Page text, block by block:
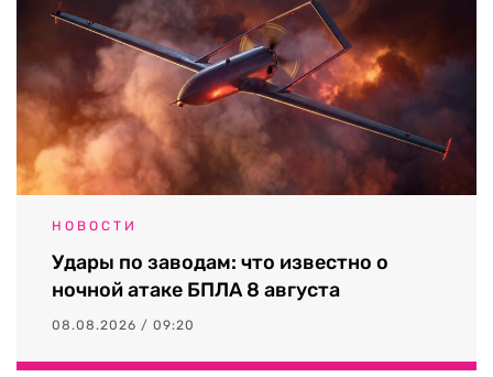
НОВОСТИ
Удары по заводам: что известно о
ночной атаке БПЛА 8 августа
08.08.2026 / 09:20